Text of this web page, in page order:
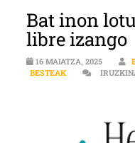
Bat inon
libre izango
16 MAIATZA, 2025
BESTEAK